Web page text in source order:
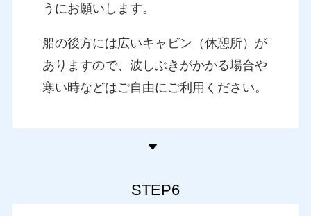
うにお願いします。
船の後方には広いキャビン（休憩所）が
ありますので、波しぶきがかかる場合や
寒い時などはご自由にご利用ください。
STEP6